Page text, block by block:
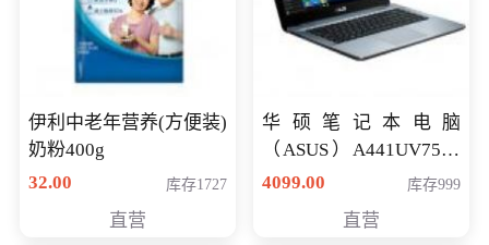
伊利中老年营养(方便装)
奶粉400g
32.00
库存1727
直营
华硕笔记本电脑
（ASUS）A441UV7500
顽石（7代i7-7500U 4G
4099.00 库存999
直营